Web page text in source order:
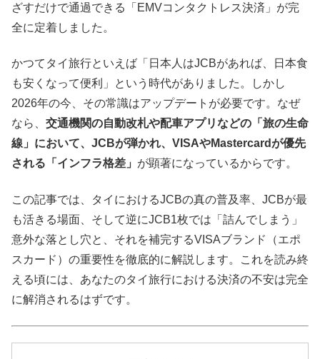
ざすだけで通過できる「EMVコンタクトレス決済」が完
全に定着しました。
かつてタイ旅行といえば「日本人はJCBがあれば、日本食
も安くなって便利」という時代がありました。しかし
2026年の今、その常識はアップデートが必要です。なぜ
なら、 交通機関の自動改札や配車アプリなどの「旅の生命
線」において、JCBが弾かれ、VISAやMastercardが優先
される「インフラ格差」 が顕著になっているからです。
この記事では、タイにおけるJCBの真の普及率、JCBが最
も活きる場面、そして逆にJCB1枚では「詰んでしまう」
意外な落とし穴と、それを補完するVISAブランド（エポ
スカード）の重要性を徹底的に解説します。これを読み終
える頃には、あなたのタイ旅行における決済の不安は完全
に解消されるはずです。